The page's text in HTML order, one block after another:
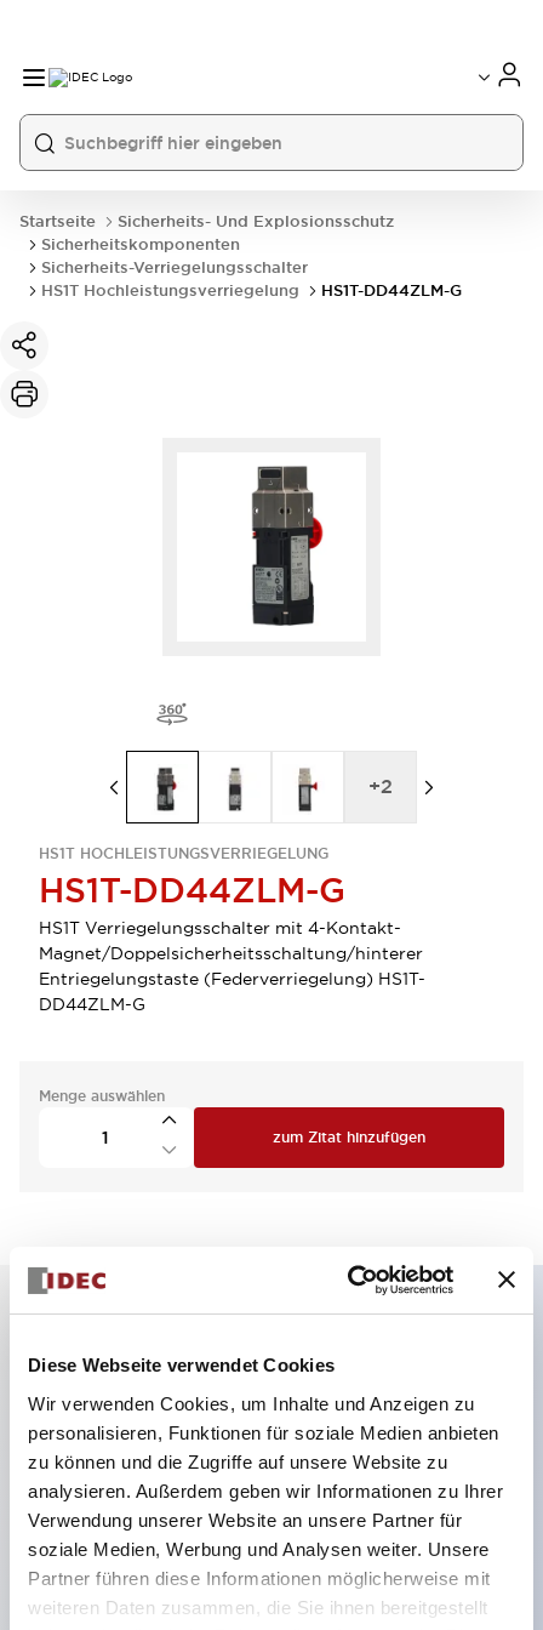
Diese Webseite verwendet Cookies
Wir verwenden Cookies, um Inhalte und Anzeigen zu
personalisieren, Funktionen für soziale Medien anbieten
zu können und die Zugriffe auf unsere Website zu
analysieren. Außerdem geben wir Informationen zu Ihrer
Verwendung unserer Website an unsere Partner für
soziale Medien, Werbung und Analysen weiter. Unsere
Partner führen diese Informationen möglicherweise mit
weiteren Daten zusammen, die Sie ihnen bereitgestellt
Startseite
Sicherheits- Und Explosionsschutz
Sicherheitskomponenten
Sicherheits-Verriegelungsschalter
HS1T Hochleistungsverriegelung
HS1T-DD44ZLM-G
HS1T HOCHLEISTUNGSVERRIEGELUNG
HS1T-DD44ZLM-G
HS1T Verriegelungsschalter mit 4-Kontakt-
Magnet/Doppelsicherheitsschaltung/hinterer
Entriegelungstaste (Federverriegelung) HS1T-
DD44ZLM-G
+2
Menge auswählen
zum Zitat hinzufügen
Hauptmerkmale
4 Kontakte 1NC+1NC und 1NC+1NC,
Federverriegelung, Entriegelungstaste hinten
Kleinste in der Branche mit 5000N
Verriegelungskraft
Federklemmenanschluss verhindert das Lösen der
Drähte